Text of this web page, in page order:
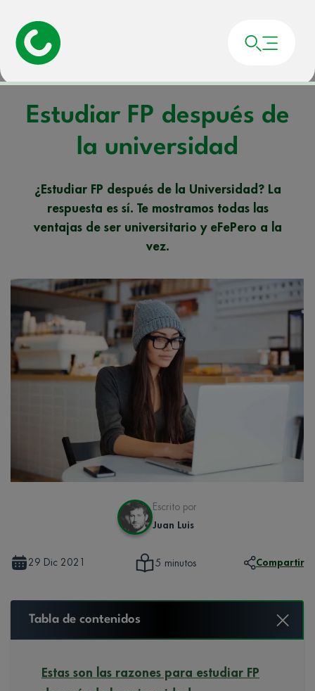
Portada»
Estudiar FP después de
la universidad
¿Estudiar FP después de la Universidad? La
respuesta es sí. Te mostramos todas las
ventajas de ser universitario y eFePero a la
vez.
Escrito por
Juan Luis
29 Dic 2021 5 minutos Compartir
Tabla de contenidos
Estas son las razones para estudiar FP